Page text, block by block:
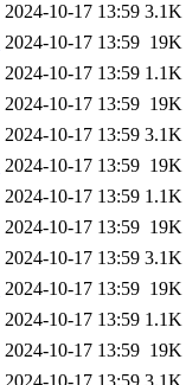
2024-10-17 13:59 3.1K
2024-10-17 13:59 19K
2024-10-17 13:59 1.1K
2024-10-17 13:59 19K
2024-10-17 13:59 3.1K
2024-10-17 13:59 19K
2024-10-17 13:59 1.1K
2024-10-17 13:59 19K
2024-10-17 13:59 3.1K
2024-10-17 13:59 19K
2024-10-17 13:59 1.1K
2024-10-17 13:59 19K